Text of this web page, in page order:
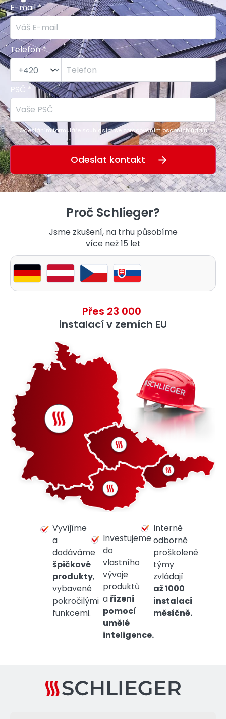
E-mail *
Telefon *
PSČ *
Odesláním formuláře souhlasím se zpracováním osobních údajů
Proč Schlieger?
Jsme zkušení, na trhu působíme
více než 15 let
Přes 23 000
instalací v zemích EU
Vyvíjíme
a
dodáváme
špičkové
produkty,
vybavené
pokročilými
funkcemi.
Investujeme
do
vlastního
vývoje
produktů
a řízení
pomocí
umělé
inteligence.
Interně
odborně
proškolené
týmy
zvládají
až 1000
instalací
měsíčně.